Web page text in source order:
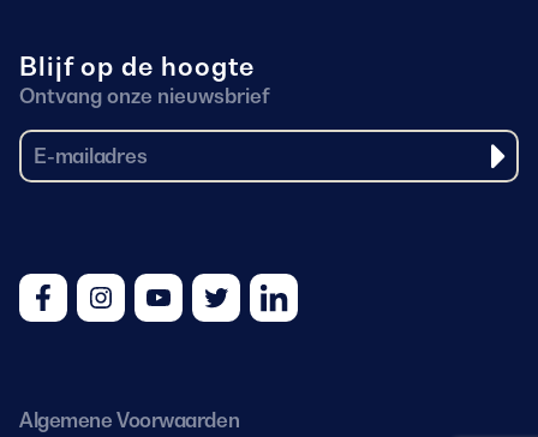
Blijf op de hoogte
Ontvang onze nieuwsbrief
FacebookInstagram
YoutubeTwitterLinkedIn
Algemene Voorwaarden